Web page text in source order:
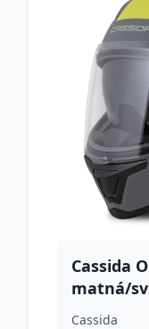
Cassida
matná/
čierna XL
Cassida